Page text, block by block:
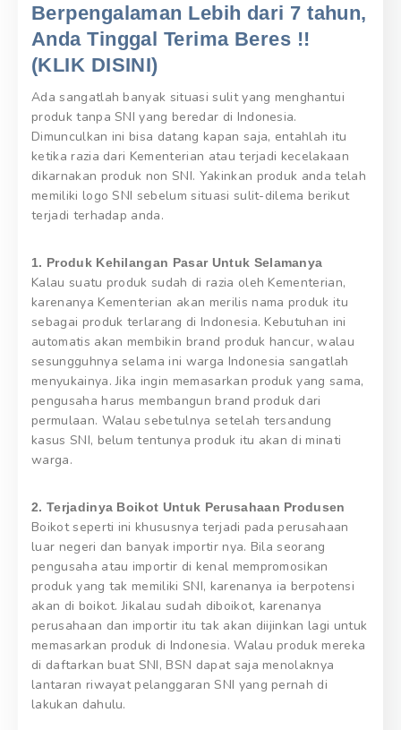
Berpengalaman Lebih dari 7 tahun,
Anda Tinggal Terima Beres !!
(KLIK DISINI)
Ada sangatlah banyak situasi sulit yang menghantui
produk tanpa SNI yang beredar di Indonesia.
Dimunculkan ini bisa datang kapan saja, entahlah itu
ketika razia dari Kementerian atau terjadi kecelakaan
dikarnakan produk non SNI. Yakinkan produk anda telah
memiliki logo SNI sebelum situasi sulit-dilema berikut
terjadi terhadap anda.
1. Produk Kehilangan Pasar Untuk Selamanya
Kalau suatu produk sudah di razia oleh Kementerian,
karenanya Kementerian akan merilis nama produk itu
sebagai produk terlarang di Indonesia. Kebutuhan ini
automatis akan membikin brand produk hancur, walau
sesungguhnya selama ini warga Indonesia sangatlah
menyukainya. Jika ingin memasarkan produk yang sama,
pengusaha harus membangun brand produk dari
permulaan. Walau sebetulnya setelah tersandung
kasus SNI, belum tentunya produk itu akan di minati
warga.
2. Terjadinya Boikot Untuk Perusahaan Produsen
Boikot seperti ini khususnya terjadi pada perusahaan
luar negeri dan banyak importir nya. Bila seorang
pengusaha atau importir di kenal mempromosikan
produk yang tak memiliki SNI, karenanya ia berpotensi
akan di boikot. Jikalau sudah diboikot, karenanya
perusahaan dan importir itu tak akan diijinkan lagi untuk
memasarkan produk di Indonesia. Walau produk mereka
di daftarkan buat SNI, BSN dapat saja menolaknya
lantaran riwayat pelanggaran SNI yang pernah di
lakukan dahulu.